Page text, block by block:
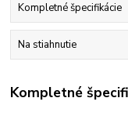
Kompletné špecifikácie
Na stiahnutie
Kompletné